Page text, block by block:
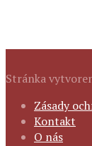
Stránka
FOOTER
NAVIGATION
Zásady
Kontakt
O nás